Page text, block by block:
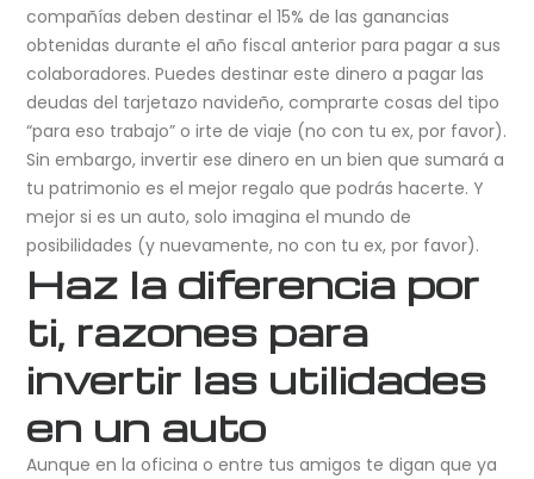
compañías deben destinar el 15% de las ganancias
obtenidas durante el año fiscal anterior para pagar a sus
colaboradores. Puedes destinar este dinero a pagar las
deudas del tarjetazo navideño, comprarte cosas del tipo
“para eso trabajo” o irte de viaje (no con tu ex, por favor).
Sin embargo, invertir ese dinero en un bien que sumará a
tu patrimonio es el mejor regalo que podrás hacerte. Y
mejor si es un auto, solo imagina el mundo de
posibilidades (y nuevamente, no con tu ex, por favor).
Haz la diferencia por
ti, razones para
invertir las utilidades
en un auto
Aunque en la oficina o entre tus amigos te digan que ya